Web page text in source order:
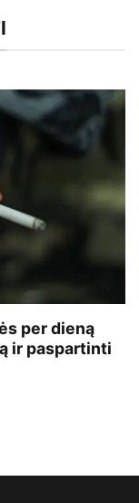
per dieną
ir paspartinti